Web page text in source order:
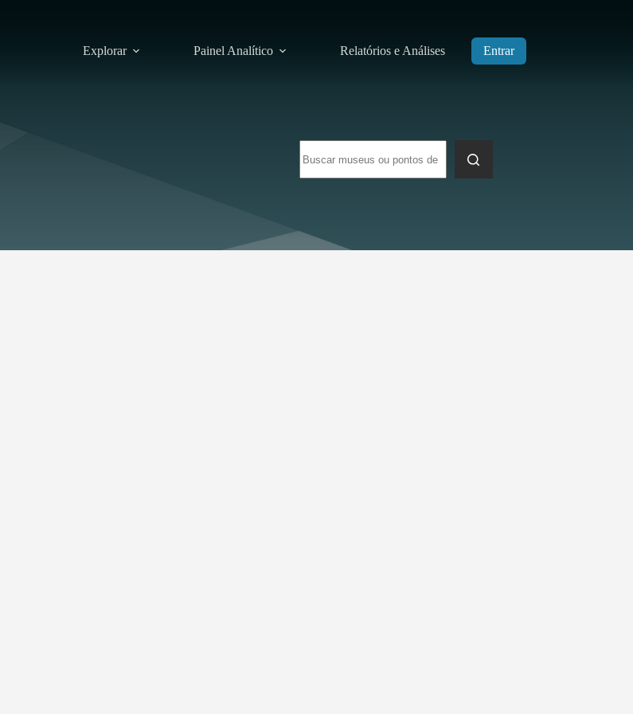
Explorar Painel Analítico Relatórios e Análises Entrar
resultados